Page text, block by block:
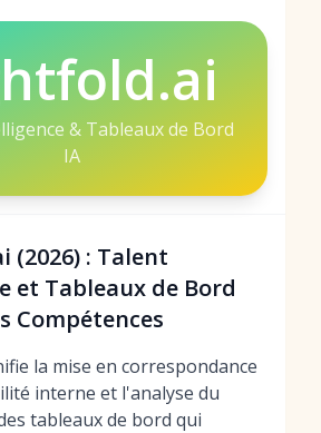
& Tableaux de Bord
IA
(2026) : Talent
et Tableaux de Bord
Compétences
la mise en correspondance
interne et l'analyse du
tableaux de bord qui